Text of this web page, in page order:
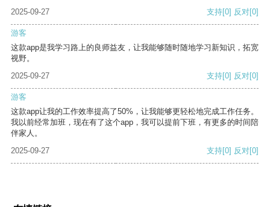
2025-09-27
支持[0] 反对[0]
游客
这款app是我学习路上的良师益友，让我能够随时随地学习新知识，拓宽
视野。
2025-09-27
支持[0] 反对[0]
游客
这款app让我的工作效率提高了50%，让我能够更轻松地完成工作任务。
我以前经常加班，现在有了这个app，我可以提前下班，有更多的时间陪
伴家人。
2025-09-27
支持[0] 反对[0]